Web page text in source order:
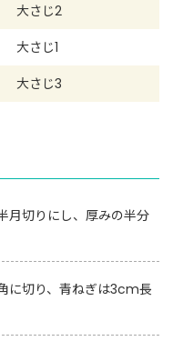
大さじ2
大さじ1
大さじ3
月切りにし、厚みの半分
に切り、青ねぎは3cm長